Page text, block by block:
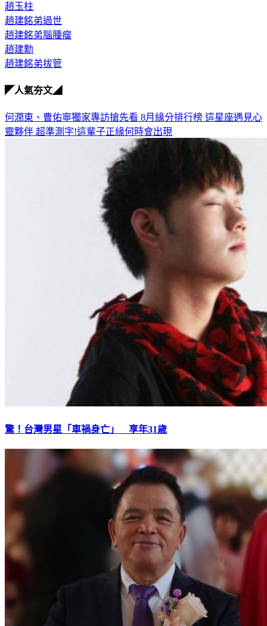
趙玉柱
趙建銘弟過世
趙建銘弟腦腫瘤
趙建勳
趙建銘弟拔管
◤人氣夯文◢
何潤東、曹佑寧獨家專訪搶先看 8月緣分排行榜 這星座遇見心
靈夥伴 超準測字!這輩子正緣何時會出現
驚！台灣男星「車禍身亡」 享年31歲